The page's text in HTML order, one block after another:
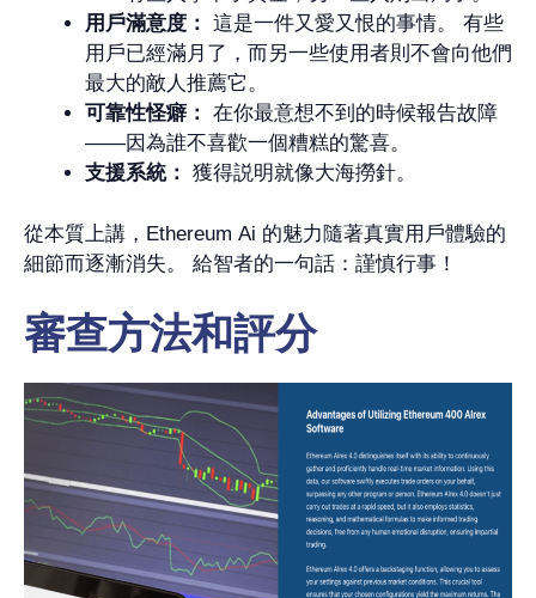
用戶滿意度： 這是一件又愛又恨的事情。 有些
用戶已經滿月了，而另一些使用者則不會向他們
最大的敵人推薦它。
可靠性怪癖： 在你最意想不到的時候報告故障
——因為誰不喜歡一個糟糕的驚喜。
支援系統： 獲得説明就像大海撈針。
從本質上講，Ethereum Ai 的魅力隨著真實用戶體驗的
細節而逐漸消失。 給智者的一句話：謹慎行事！
審查方法和評分